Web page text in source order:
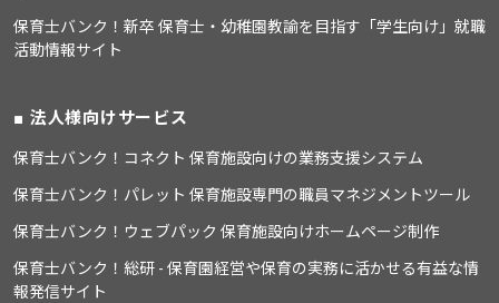
保育士バンク！新卒 保育士・幼稚園教諭を目指す「学生向け」就職
活動情報サイト
法人様向けサービス
保育士バンク！コネクト 保育施設向けの業務支援システム
保育士バンク！パレット 保育施設専門の職員マネジメントツール
保育士バンク！ウェブパック 保育施設向けホームページ制作
保育士バンク！総研 - 保育園経営や保育の実務に活かせる有益な情
報発信サイト